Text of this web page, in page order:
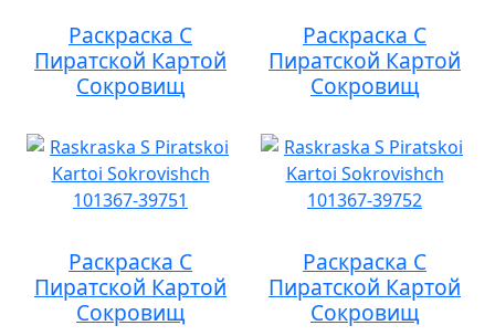
Раскраска С
Пиратской Картой
Сокровищ
Раскраска С
Пиратской Картой
Сокровищ
Раскраска С
Пиратской Картой
Сокровищ
Раскраска С
Пиратской Картой
Сокровищ